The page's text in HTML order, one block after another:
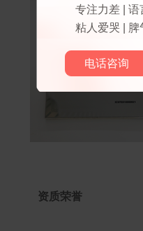
资质荣誉
专注力差 |
粘人爱哭 |
电话咨询